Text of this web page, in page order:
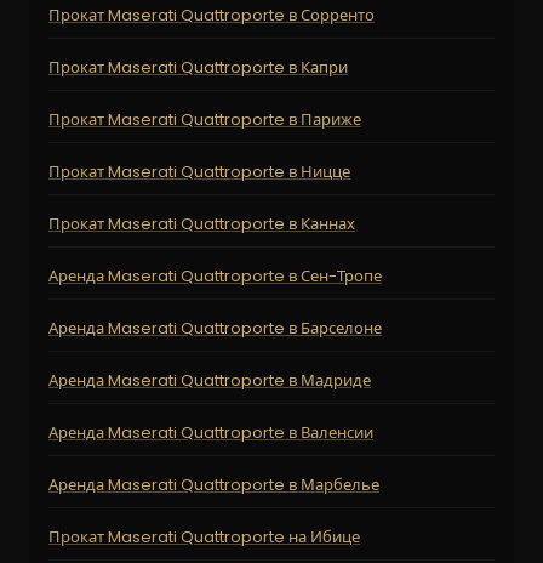
Прокат Maserati Quattroporte в Сорренто
Прокат Maserati Quattroporte в Капри
Прокат Maserati Quattroporte в Париже
Прокат Maserati Quattroporte в Ницце
Прокат Maserati Quattroporte в Каннах
Аренда Maserati Quattroporte в Сен-Тропе
Аренда Maserati Quattroporte в Барселоне
Аренда Maserati Quattroporte в Мадриде
Аренда Maserati Quattroporte в Валенсии
Аренда Maserati Quattroporte в Марбелье
Прокат Maserati Quattroporte на Ибице